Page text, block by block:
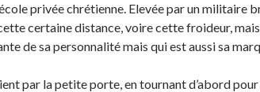
privée chrétienne. Elevée par un militaire
certaine distance, voire cette froideur,
de sa personnalité mais qui est aussi sa
par la petite porte, en tournant d’abord